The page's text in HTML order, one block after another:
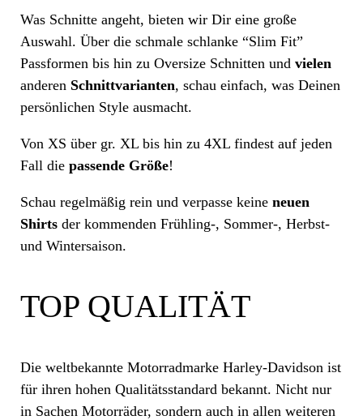
Was Schnitte angeht, bieten wir Dir eine große
Auswahl. Über die schmale schlanke “Slim Fit”
Passformen bis hin zu Oversize Schnitten undvielen
anderen Schnittvarianten, schau einfach, was Deinen
persönlichen Style ausmacht.
Von XS über gr. XL bis hin zu 4XL findest auf jeden
Fall diepassende Größe!
Schau regelmäßig rein und verpasse keineneuen
Shirts der kommenden Frühling-, Sommer-, Herbst-
und Wintersaison.
TOP QUALITÄT
Die weltbekannte MotorradmarkeHarley-Davidson ist
für ihren hohen Qualitätsstandard bekannt. Nicht nur
in Sachen Motorräder, sondern auch in allen weiteren